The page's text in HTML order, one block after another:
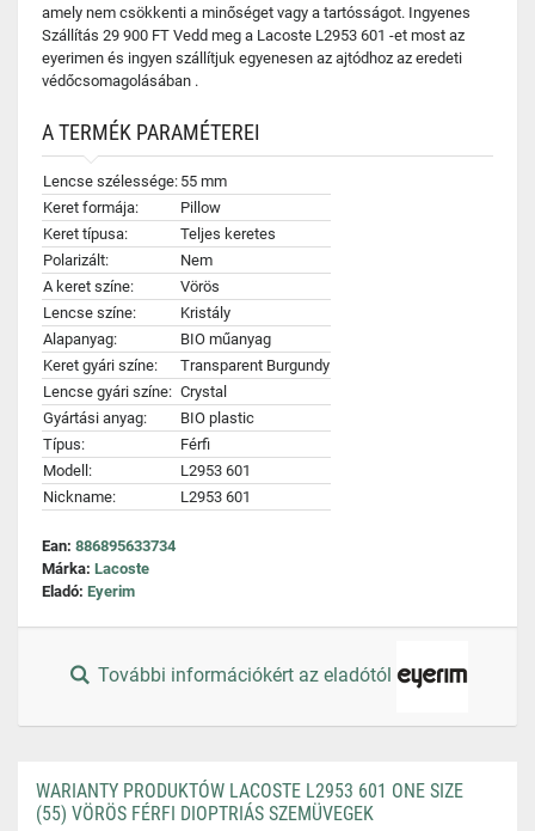
amely nem csökkenti a minőséget vagy a tartósságot. Ingyenes
Szállítás 29 900 FT Vedd meg a Lacoste L2953 601 -et most az
eyerimen és ingyen szállítjuk egyenesen az ajtódhoz az eredeti
védőcsomagolásában .
A TERMÉK PARAMÉTEREI
Lencse szélessége: 55 mm
Keret formája:
Pillow
Keret típusa:
Teljes keretes
Polarizált:
Nem
A keret színe:
Vörös
Lencse színe:
Kristály
Alapanyag:
BIO műanyag
Keret gyári színe:
Transparent Burgundy
Lencse gyári színe: Crystal
Gyártási anyag:
BIO plastic
Típus:
Férfi
Modell:
L2953 601
Nickname:
L2953 601
Ean: 886895633734
Márka: Lacoste
Eladó: Eyerim
További információkért az eladótól
WARIANTY PRODUKTÓW LACOSTE L2953 601 ONE SIZE
(55) VÖRÖS FÉRFI DIOPTRIÁS SZEMÜVEGEK